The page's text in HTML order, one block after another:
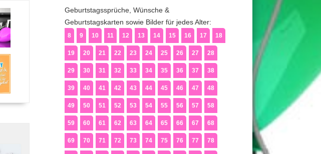
Geburtstagssprüche, Wünsche &
Geburtstagskarten sowie Bilder für jedes Alter:
8 9 10 11 12 13 14 15 16 17 18
19 20 21 22 23 24 25 26 27 28
29 30 31 32 33 34 35 36 37 38
39 40 41 42 43 44 45 46 47 48
49 50 51 52 53 54 55 56 57 58
59 60 61 62 63 64 65 66 67 68
69 70 71 72 73 74 75 76 77 78